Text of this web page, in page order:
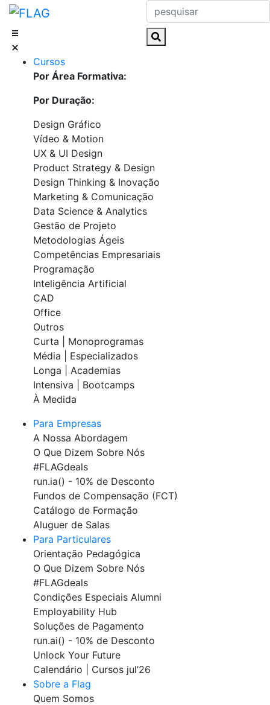
Skip
content
Cursos
Por Área Formativa:
Por Duração:
Design Gráfico
Vídeo & Motion
UX & UI Design
Product Strategy & Design
Design Thinking & Inovação
Marketing & Comunicação
Data Science & Analytics
Gestão de Projeto
Metodologias Ágeis
Competências Empresariais
Programação
Inteligência Artificial
CAD
Office
Outros
Curta | Monoprogramas
Média | Especializados
Longa | Academias
Intensiva | Bootcamps
À Medida
Para Empresas
A Nossa Abordagem
O Que Dizem Sobre Nós
#FLAGdeals
run.ia() - 10% de Desconto
Fundos de Compensação (FCT)
Catálogo de Formação
Aluguer de Salas
Para Particulares
Orientação Pedagógica
O Que Dizem Sobre Nós
#FLAGdeals
Condições Especiais Alumni
Employability Hub
Soluções de Pagamento
run.ai() - 10% de Desconto
Unlock Your Future
Calendário | Cursos jul’26
Sobre a Flag
Quem Somos